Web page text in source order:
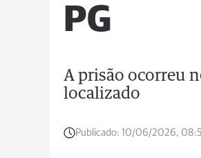
PG
A prisão ocorreu
localizado
Publicado: 10/06/2026,